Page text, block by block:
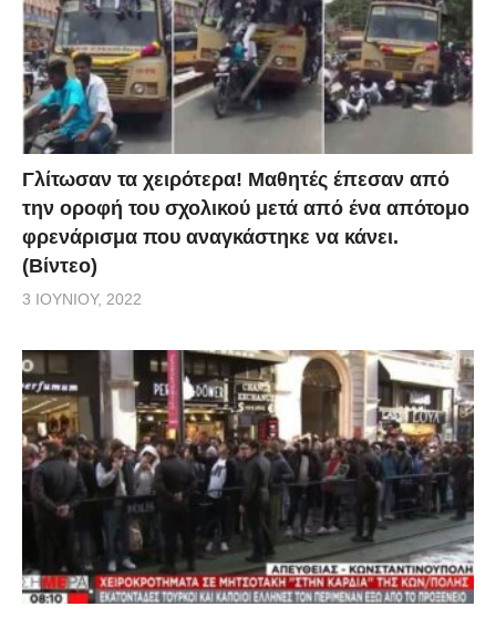
Γλίτωσαν τα χειρότερα! Μαθητές έπεσαν από
την οροφή του σχολικού μετά από ένα απότομο
φρενάρισμα που αναγκάστηκε να κάνει.
(Βίντεο)
3 ΙΟΥΝΊΟΥ, 2022